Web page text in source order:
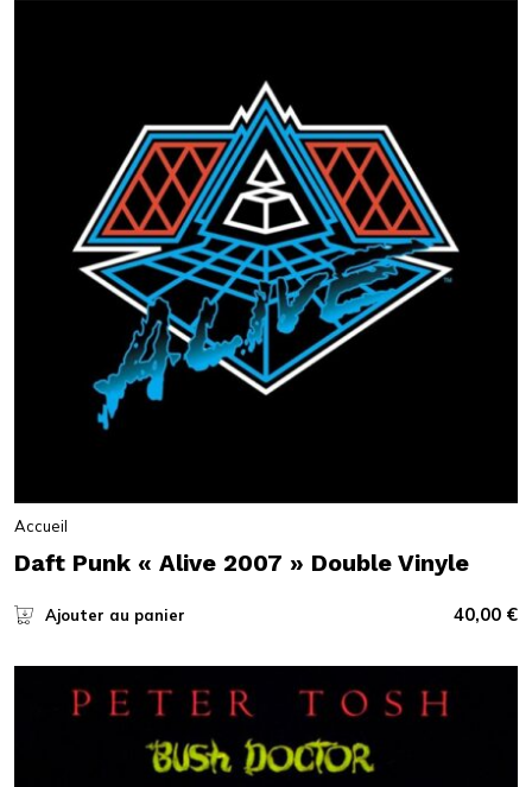
Accueil
Daft Punk « Alive 2007 » Double Vinyle
Ajouter au panier 40,00 €